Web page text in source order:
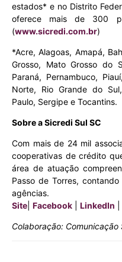
estados* e no Distrito
oferece mais de 300
(www.sicredi.com.br)
*Acre, Alagoas, Amapá,
Grosso, Mato Grosso do
Paraná, Pernambuco,
Norte, Rio Grande do
Paulo, Sergipe e Tocantins.
Sobre a Sicredi Sul SC
Com mais de 24 mil
cooperativas de crédito
área de atuação
Passo de Torres,
agências.
Site Facebook LinkedIn
Colaboração: Comunicação